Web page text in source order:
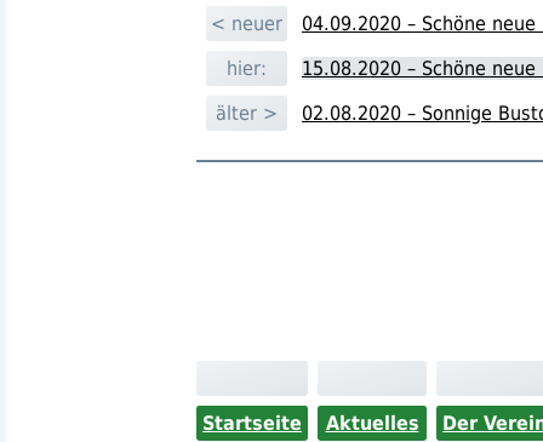
< neuer
04.09.2020 – Schöne
hier:
15.08.2020 – Schöne
älter >
02.08.2020 – Sonnige
Startseite Aktuelles Der